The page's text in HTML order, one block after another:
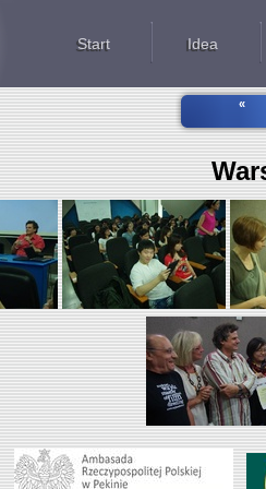
Start Idea
«